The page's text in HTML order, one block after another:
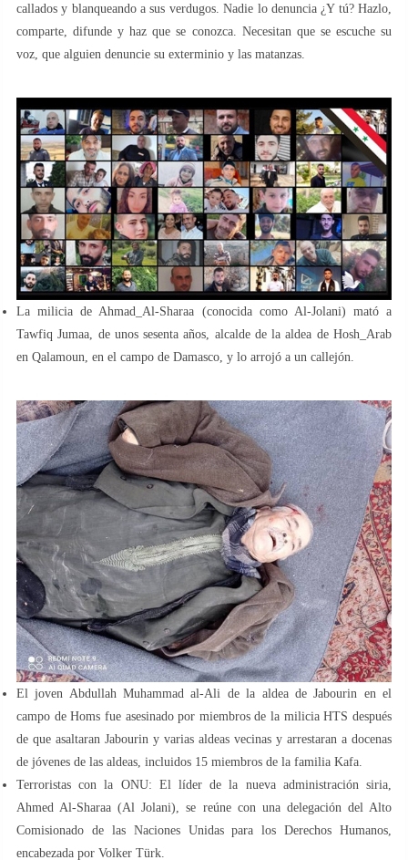
callados y blanqueando a sus verdugos. Nadie lo denuncia ¿Y tú? Hazlo,
comparte, difunde y haz que se conozca. Necesitan que se escuche su
voz, que alguien denuncie su exterminio y las matanzas.
La milicia de Ahmad_Al-Sharaa (conocida como Al-Jolani) mató a
Tawfiq Jumaa, de unos sesenta años, alcalde de la aldea de Hosh_Arab
en Qalamoun, en el campo de Damasco, y lo arrojó a un callejón.
campo de Homs fue asesinado por miembros de la milicia HTS después
de que asaltaran Jabourin y varias aldeas vecinas y arrestaran a docenas
de jóvenes de las aldeas, incluidos 15 miembros de la familia Kafa.
Terroristas con la ONU: El líder de la nueva administración siria,
Ahmed Al-Sharaa (Al Jolani), se reúne con una delegación del Alto
Comisionado de las Naciones Unidas para los Derechos Humanos,
encabezada por Volker Türk.